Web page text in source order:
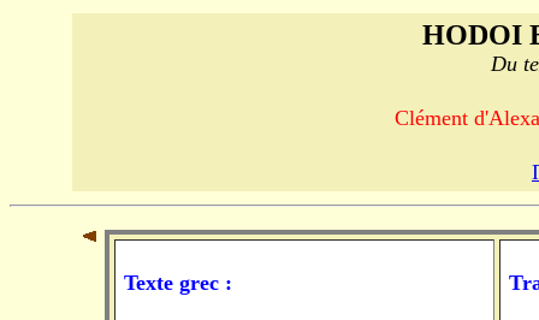
HODOI
Du
Clément
Texte grec :